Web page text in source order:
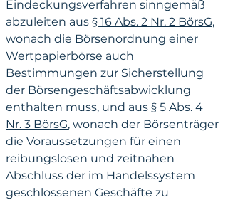
Eindeckungsverfahren sinngemäß
abzuleiten aus § 16 Abs. 2 Nr. 2 BörsG,
wonach die Börsenordnung einer
Wertpapierbörse auch
Bestimmungen zur Sicherstellung
der Börsengeschäftsabwicklung
enthalten muss, und aus § 5 Abs. 4
Nr. 3 BörsG, wonach der Börsenträger
die Voraussetzungen für einen
reibungslosen und zeitnahen
Abschluss der im Handelssystem
geschlossenen Geschäfte zu